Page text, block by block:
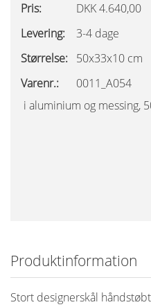
Pris:
DKK 4.640,00
Levering:
3-4 dage
Størrelse: 50x33x10 cm
Varenr.:
0011_A054
i aluminium og messing,
Produktinformation
Stort designerskål